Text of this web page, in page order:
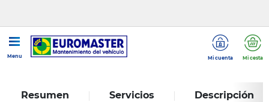
Menu Mi cuenta Mi cesta
Euromaster Xinzo de Limia
Resumen Servicios Descripción